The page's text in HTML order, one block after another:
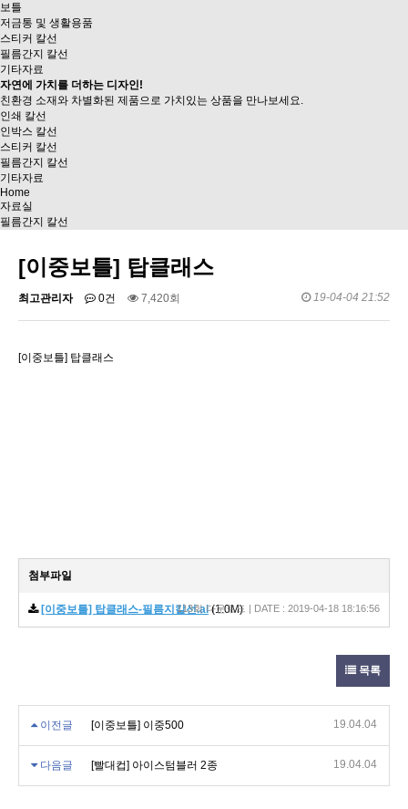
보틀
저금통 및 생활용품
스티커 칼선
필름간지 칼선
기타자료
자연에 가치를 더하는 디자인!
친환경 소재와 차별화된 제품으로 가치있는 상품을 만나보세요.
인쇄 칼선
인박스 칼선
스티커 칼선
필름간지 칼선
기타자료
Home
자료실
필름간지 칼선
[이중보틀] 탑클래스
최고관리자 0건 7,420회 19-04-04 21:52
[이중보틀] 탑클래스
첨부파일
[이중보틀] 탑클래스-필름지칼선.ai(1.0M)
113회 다운로드 | DATE : 2019-04-18 18:16:56
목록
이전글 [이중보틀] 이중500 19.04.04
다음글 [빨대컵] 아이스텀블러 2종 19.04.04